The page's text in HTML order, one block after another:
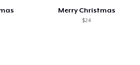
Merry Christmas
$24